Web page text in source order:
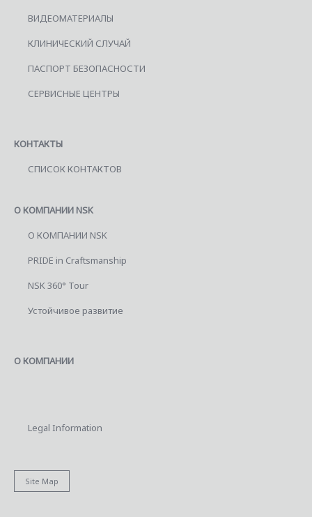
ВИДЕОМАТЕРИАЛЫ
КЛИНИЧЕСКИЙ СЛУЧАЙ
ПАСПОРТ БЕЗОПАСНОСТИ
СЕРВИСНЫЕ ЦЕНТРЫ
КОНТАКТЫ
СПИСОК КОНТАКТОВ
О КОМПАНИИ NSK
О КОМПАНИИ NSK
PRIDE in Craftsmanship
NSK 360° Tour
Устойчивое развитие
О КОМПАНИИ
Legal Information
Site Map